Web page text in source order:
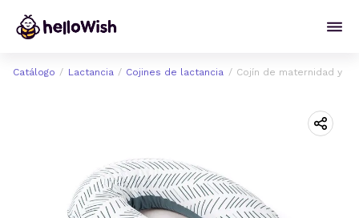
Catálogo Lactancia Cojines de lactancia Cojín de maternidad y